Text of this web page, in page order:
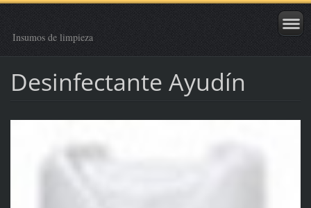
Insumos de limpieza
Desinfectante Ayudín